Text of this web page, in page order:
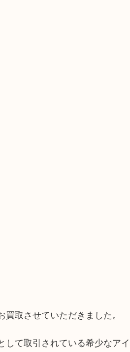
取させていただきました。
て取引されている希少なアイ